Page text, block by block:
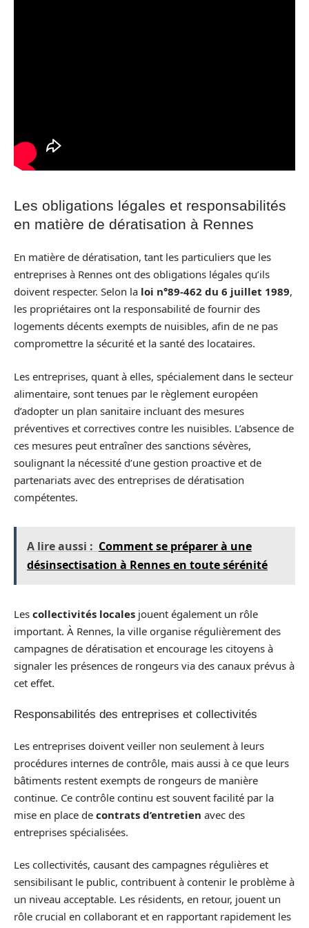
Les obligations légales et responsabilités
en matière de dératisation à Rennes
En matière de dératisation, tant les particuliers que les
entreprises à Rennes ont des obligations légales qu’ils
doivent respecter. Selon la loi n°89-462 du 6 juillet 1989,
les propriétaires ont la responsabilité de fournir des
logements décents exempts de nuisibles, afin de ne pas
compromettre la sécurité et la santé des locataires.
Les entreprises, quant à elles, spécialement dans le secteur
alimentaire, sont tenues par le règlement européen
d’adopter un plan sanitaire incluant des mesures
préventives et correctives contre les nuisibles. L’absence de
ces mesures peut entraîner des sanctions sévères,
soulignant la nécessité d’une gestion proactive et de
partenariats avec des entreprises de dératisation
compétentes.
A lire aussi : Comment se préparer à une
désinsectisation à Rennes en toute sérénité
Les collectivités locales jouent également un rôle
important. À Rennes, la ville organise régulièrement des
campagnes de dératisation et encourage les citoyens à
signaler les présences de rongeurs via des canaux prévus à
cet effet.
Responsabilités des entreprises et collectivités
Les entreprises doivent veiller non seulement à leurs
procédures internes de contrôle, mais aussi à ce que leurs
bâtiments restent exempts de rongeurs de manière
continue. Ce contrôle continu est souvent facilité par la
mise en place de contrats d’entretien avec des
entreprises spécialisées.
Les collectivités, causant des campagnes régulières et
sensibilisant le public, contribuent à contenir le problème à
un niveau acceptable. Les résidents, en retour, jouent un
rôle crucial en collaborant et en rapportant rapidement les